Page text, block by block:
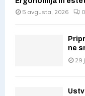
5 avgusta, 2026
0
ne
29